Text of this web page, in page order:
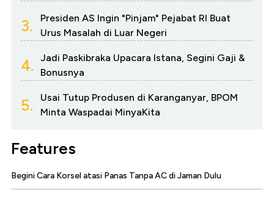
3.
Presiden AS Ingin "Pinjam" Pejabat RI Buat
Urus Masalah di Luar Negeri
4.
Jadi Paskibraka Upacara Istana, Segini Gaji &
Bonusnya
5.
Usai Tutup Produsen di Karanganyar, BPOM
Minta Waspadai MinyaKita
Features
Begini Cara Korsel atasi Panas Tanpa AC di Jaman Dulu